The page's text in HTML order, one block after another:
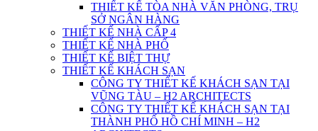
THIẾT KẾ TÒA NHÀ VĂN PHÒNG, TRỤ
SỞ NGÂN HÀNG
THIẾT KẾ NHÀ CẤP 4
THIẾT KẾ NHÀ PHỐ
THIẾT KẾ BIỆT THỰ
THIẾT KẾ KHÁCH SẠN
CÔNG TY THIẾT KẾ KHÁCH SẠN TẠI
VŨNG TÀU – H2 ARCHITECTS
CÔNG TY THIẾT KẾ KHÁCH SẠN TẠI
THÀNH PHỐ HỒ CHÍ MINH – H2